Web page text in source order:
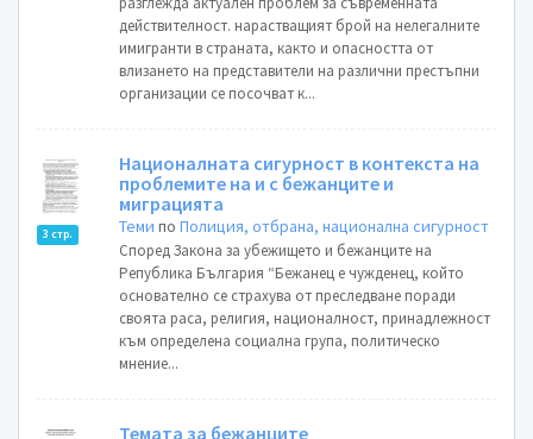
действителност. нарастващият брой на нелегалните
имигранти в страната, както и опасността от
влизането на представители на различни престъпни
организации се посочват к...
3 стр.
Националната сигурност в контекста на
проблемите на и с бежанците и
миграцията
Теми поПолиция, отбрана, национална сигурност
Според Закона за убежището и бежанците на
Република България “Бежанец е чужденец, който
основателно се страхува от преследване поради
своята раса, религия, националност, принадлежност
към определена социална група, политическо
мнение...
Темата за бежанците